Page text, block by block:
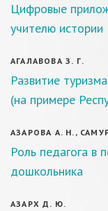
Цифровые
учителю истории
АГАЛАВОВА З. Г.
Развитие
(на примере
АЗАРОВА А. Н.,
Роль педагога в
дошкольника
АЗАРХ Д. Ю.